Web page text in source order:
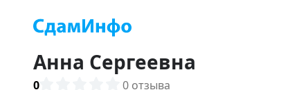
Анна Сергеевна
0
0 отзыва